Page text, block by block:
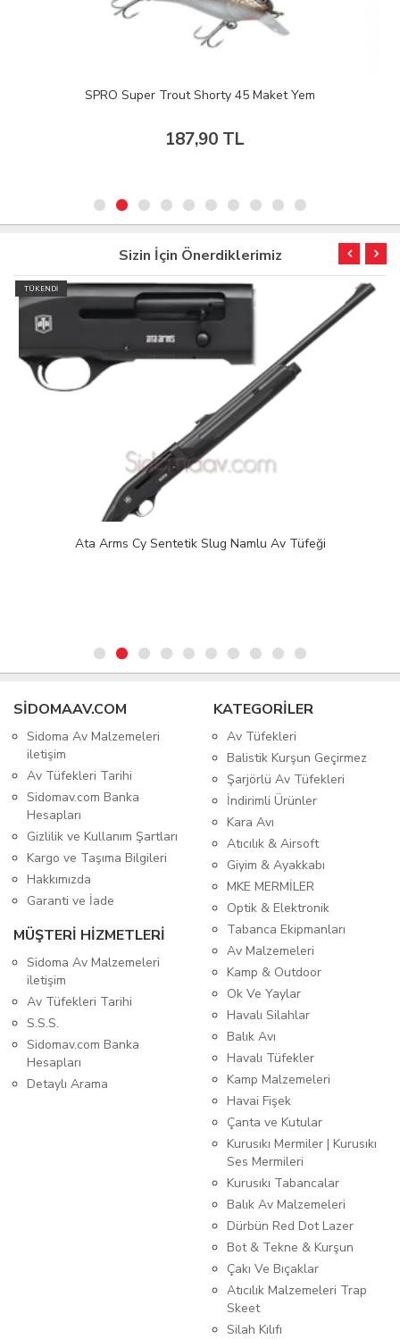
SPRO Super Trout Shorty 45 Maket Yem
187,90 TL
Sizin İçin Önerdiklerimiz
TÜKENDİ
Ata Arms Cy Sentetik Slug Namlu Av Tüfeği
SIDOMAAV.COM
Sidoma Av Malzemeleri
iletişim
Av Tüfekleri Tarihi
Sidomav.com Banka
Hesapları
Gizlilik ve Kullanım Şartları
Kargo ve Taşıma Bilgileri
Hakkımızda
Garanti ve İade
MÜŞTERİ HİZMETLERİ
Sidoma Av Malzemeleri
iletişim
Av Tüfekleri Tarihi
S.S.S.
Sidomav.com Banka
Hesapları
Detaylı Arama
KATEGORİLER
Av Tüfekleri
Balistik Kurşun Geçirmez
Şarjörlü Av Tüfekleri
İndirimli Ürünler
Kara Avı
Atıcılık & Airsoft
Giyim & Ayakkabı
MKE MERMİLER
Optik & Elektronik
Tabanca Ekipmanları
Av Malzemeleri
Kamp & Outdoor
Ok Ve Yaylar
Havalı Silahlar
Balık Avı
Havalı Tüfekler
Kamp Malzemeleri
Havai Fişek
Çanta ve Kutular
Kurusıkı Mermiler | Kurusıkı
Ses Mermileri
Kurusıkı Tabancalar
Balık Av Malzemeleri
Dürbün Red Dot Lazer
Bot & Tekne & Kurşun
Çakı Ve Bıçaklar
Atıcılık Malzemeleri Trap
Skeet
Silah Kılıfı